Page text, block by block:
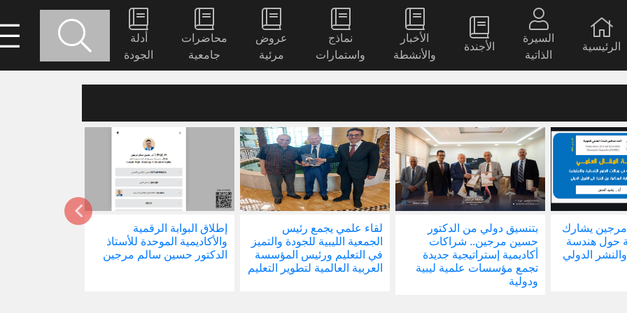
الرئيسية
السيرة
الذاتية
الأجندة
الأخبار
والأنشطة
نماذج
واستمارات
عروض
مرئية
محاضرات
جامعية
أدلة
الجودة
مرجين يشارك
حول هندسة
الدولي
بتنسيق دولي من الدكتور
حسين مرجين.. شراكات
أكاديمية إستراتيجية جديدة
تجمع مؤسسات علمية ليبية
ودولية
لقاء علمي يجمع رئيس
الجمعية الليبية للجودة والتميز
في التعليم ورئيس المؤسسة
العربية العالمية لتطوير التعليم
إطلاق البوابة الرقمية
والأكاديمية الموحدة للأستاذ
الدكتور حسين سالم مرجين